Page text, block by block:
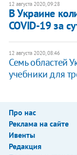
12 августа 2020, 09:28
В Украине
COVID-19 за
12 августа 2020, 08:46
Семь областей
учебники для
Про нас
Реклама на сайте
Ивенты
Редакция